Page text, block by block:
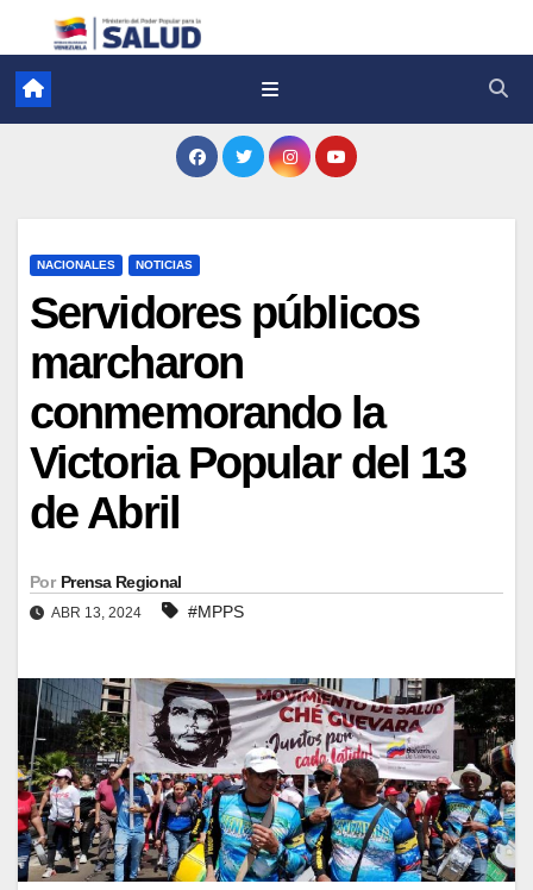
NACIONALES NOTICIAS
Servidores públicos
marcharon
conmemorando la
Victoria Popular del 13
de Abril
Por Prensa Regional
ABR 13, 2024 #MPPS